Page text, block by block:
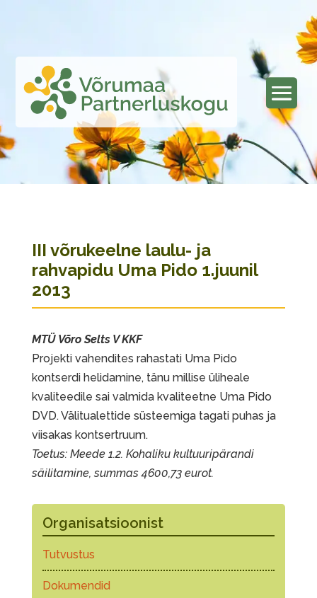
III võrukeelne laulu- ja
rahvapidu Uma Pido 1.juunil
2013
MTÜ Võro Selts V KKF
Projekti vahendites rahastati Uma Pido
kontserdi helidamine, tänu millise üliheale
kvaliteedile sai valmida kvaliteetne Uma Pido
DVD. Välitualettide süsteemiga tagati puhas ja
viisakas kontsertruum.
Toetus: Meede 1.2. Kohaliku kultuuripärandi
säilitamine, summas 4600,73 eurot.
Organisatsioonist
Tutvustus
Dokumendid